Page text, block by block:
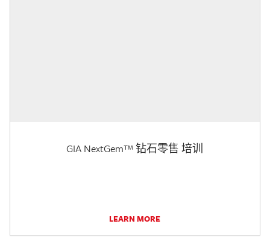
GIA NextGem™ 钻石零售 培训
LEARN MORE